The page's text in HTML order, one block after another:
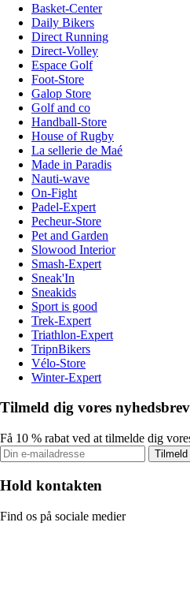
Basket-Center
Daily Bikers
Direct Running
Direct-Volley
Espace Golf
Foot-Store
Galop Store
Golf and co
Handball-Store
House of Rugby
La sellerie de Maé
Made in Paradis
Nauti-wave
On-Fight
Padel-Expert
Pecheur-Store
Pet and Garden
Slowood Interior
Smash-Expert
Sneak'In
Sneakids
Sport is good
Trek-Expert
Triathlon-Expert
TripnBikers
Vélo-Store
Winter-Expert
Tilmeld dig vores nyhedsbrev
Få 10 % rabat ved at tilmelde dig
Tilmeld
Hold kontakten
Find os på sociale medier